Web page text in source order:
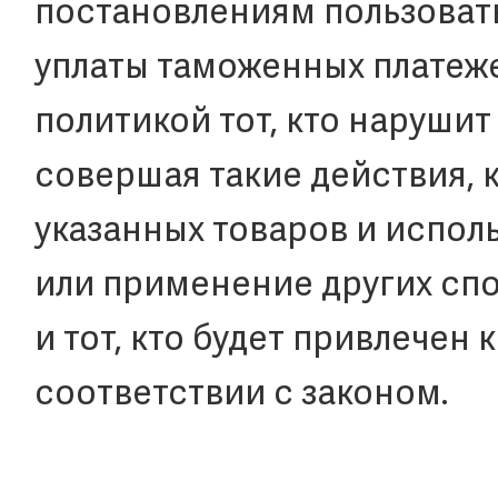
постановлениям
уплаты таможенных
политикой тот, кто
совершая такие действия,
указанных товаров и
или применение других
и тот, кто будет привлечен
соответствии с законом.